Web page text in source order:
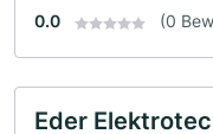
0.0 (0
Eder